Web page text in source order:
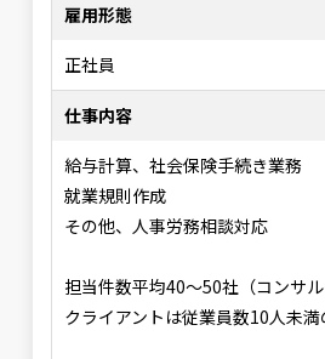
雇用形態
正社員
仕事内容
給与計算、社会保険手続き業務
就業規則作成
その他、人事労務相談対応
担当件数平均40～50社（コンサル
クライアントは従業員数10人未満